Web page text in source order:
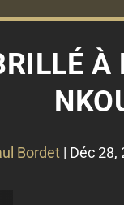
À
Bordet | Déc 28,